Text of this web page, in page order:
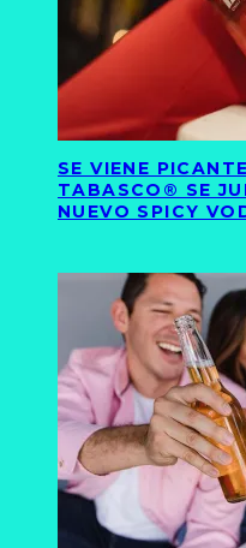
SE VIENE
TABASCO® SE
NUEVO SPICY